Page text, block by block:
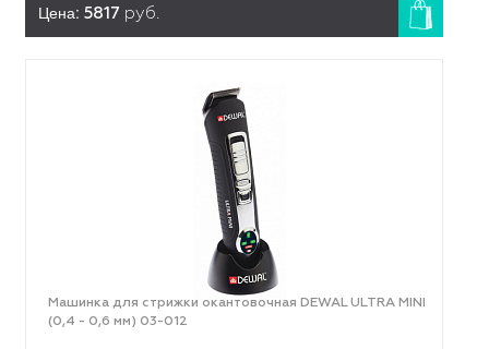
Цена: 5817 руб.
Машинка для стрижки окантовочная DEWAL ULTRA MINI
(0,4 - 0,6 мм) 03-012